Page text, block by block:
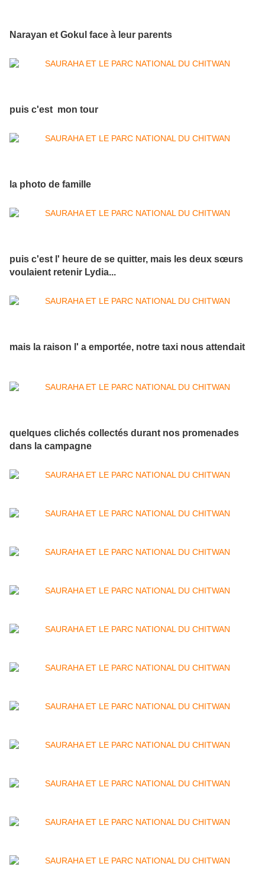
Narayan et Gokul face à leur parents
puis c'est mon tour
la photo de famille
puis c'est l' heure de se quitter, mais les deux sœurs
voulaient retenir Lydia...
mais la raison l' a emportée, notre taxi nous attendait
quelques clichés collectés durant nos promenades
dans la campagne